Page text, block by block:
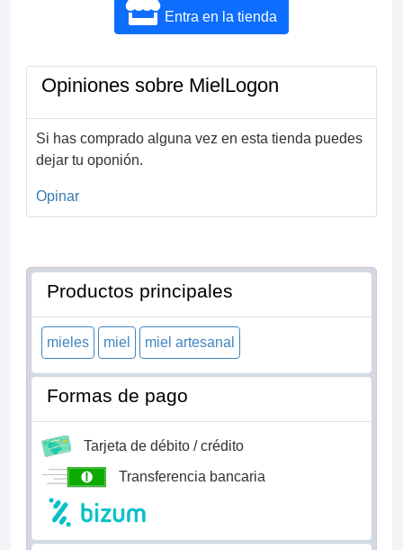
Entra en la tienda
Opiniones sobre MielLogon
Si has comprado alguna vez en esta tienda puedes
dejar tu oponión.
Opinar
Productos principales
mieles miel miel artesanal
Formas de pago
Tarjeta de débito / crédito
Transferencia bancaria